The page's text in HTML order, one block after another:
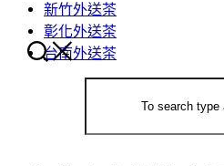
新竹外送茶
彰化外送茶
台南外送茶